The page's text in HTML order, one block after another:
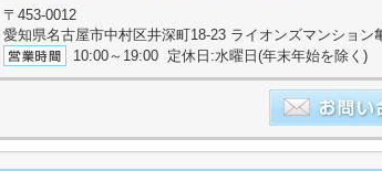
〒453-0012
愛知県名古屋市中村区井深町18-23 ライオンズマンション
10:00～19:00 定休日:水曜日(年末年始を除く)